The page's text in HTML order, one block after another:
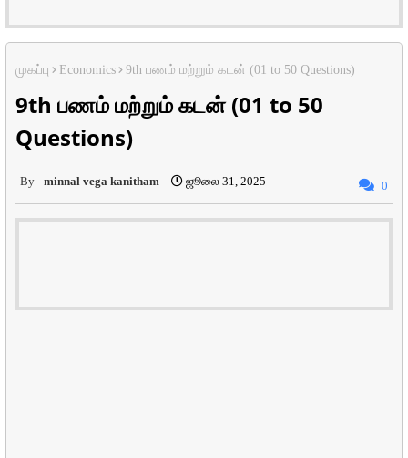
முகப்பு Economics 9th பணம் மற்றும் கடன் (01 to 50 Questions)
9th பணம் மற்றும் கடன் (01 to 50
Questions)
minnal vega kanitham ஜூலை 31, 2025 0